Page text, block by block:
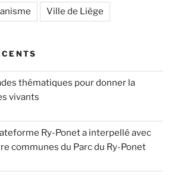
Ville de Liège
thématiques pour donner la
vivants
Ry-Ponet a interpellé avec
communes du Parc du Ry-Ponet